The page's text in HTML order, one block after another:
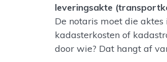
leveringsakte
De notaris moet die aktes
kadasterkosten of
door wie? Dat hangt af